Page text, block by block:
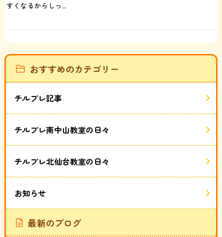
すくなるからしっ...
おすすめのカテゴリー
チルプレ記事
チルプレ南中山教室の日々
チルプレ北仙台教室の日々
お知らせ
最新のブログ